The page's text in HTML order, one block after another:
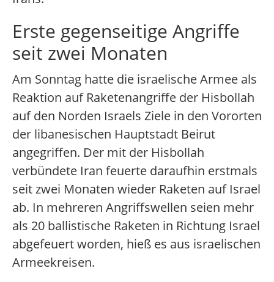
Erste gegenseitige Angriffe
seit zwei Monaten
Am Sonntag hatte die israelische Armee als
Reaktion auf Raketenangriffe der Hisbollah
auf den Norden Israels Ziele in den Vororten
der libanesischen Hauptstadt Beirut
angegriffen. Der mit der Hisbollah
verbündete Iran feuerte daraufhin erstmals
seit zwei Monaten wieder Raketen auf Israel
ab. In mehreren Angriffswellen seien mehr
als 20 ballistische Raketen in Richtung Israel
abgefeuert worden, hieß es aus israelischen
Armeekreisen.